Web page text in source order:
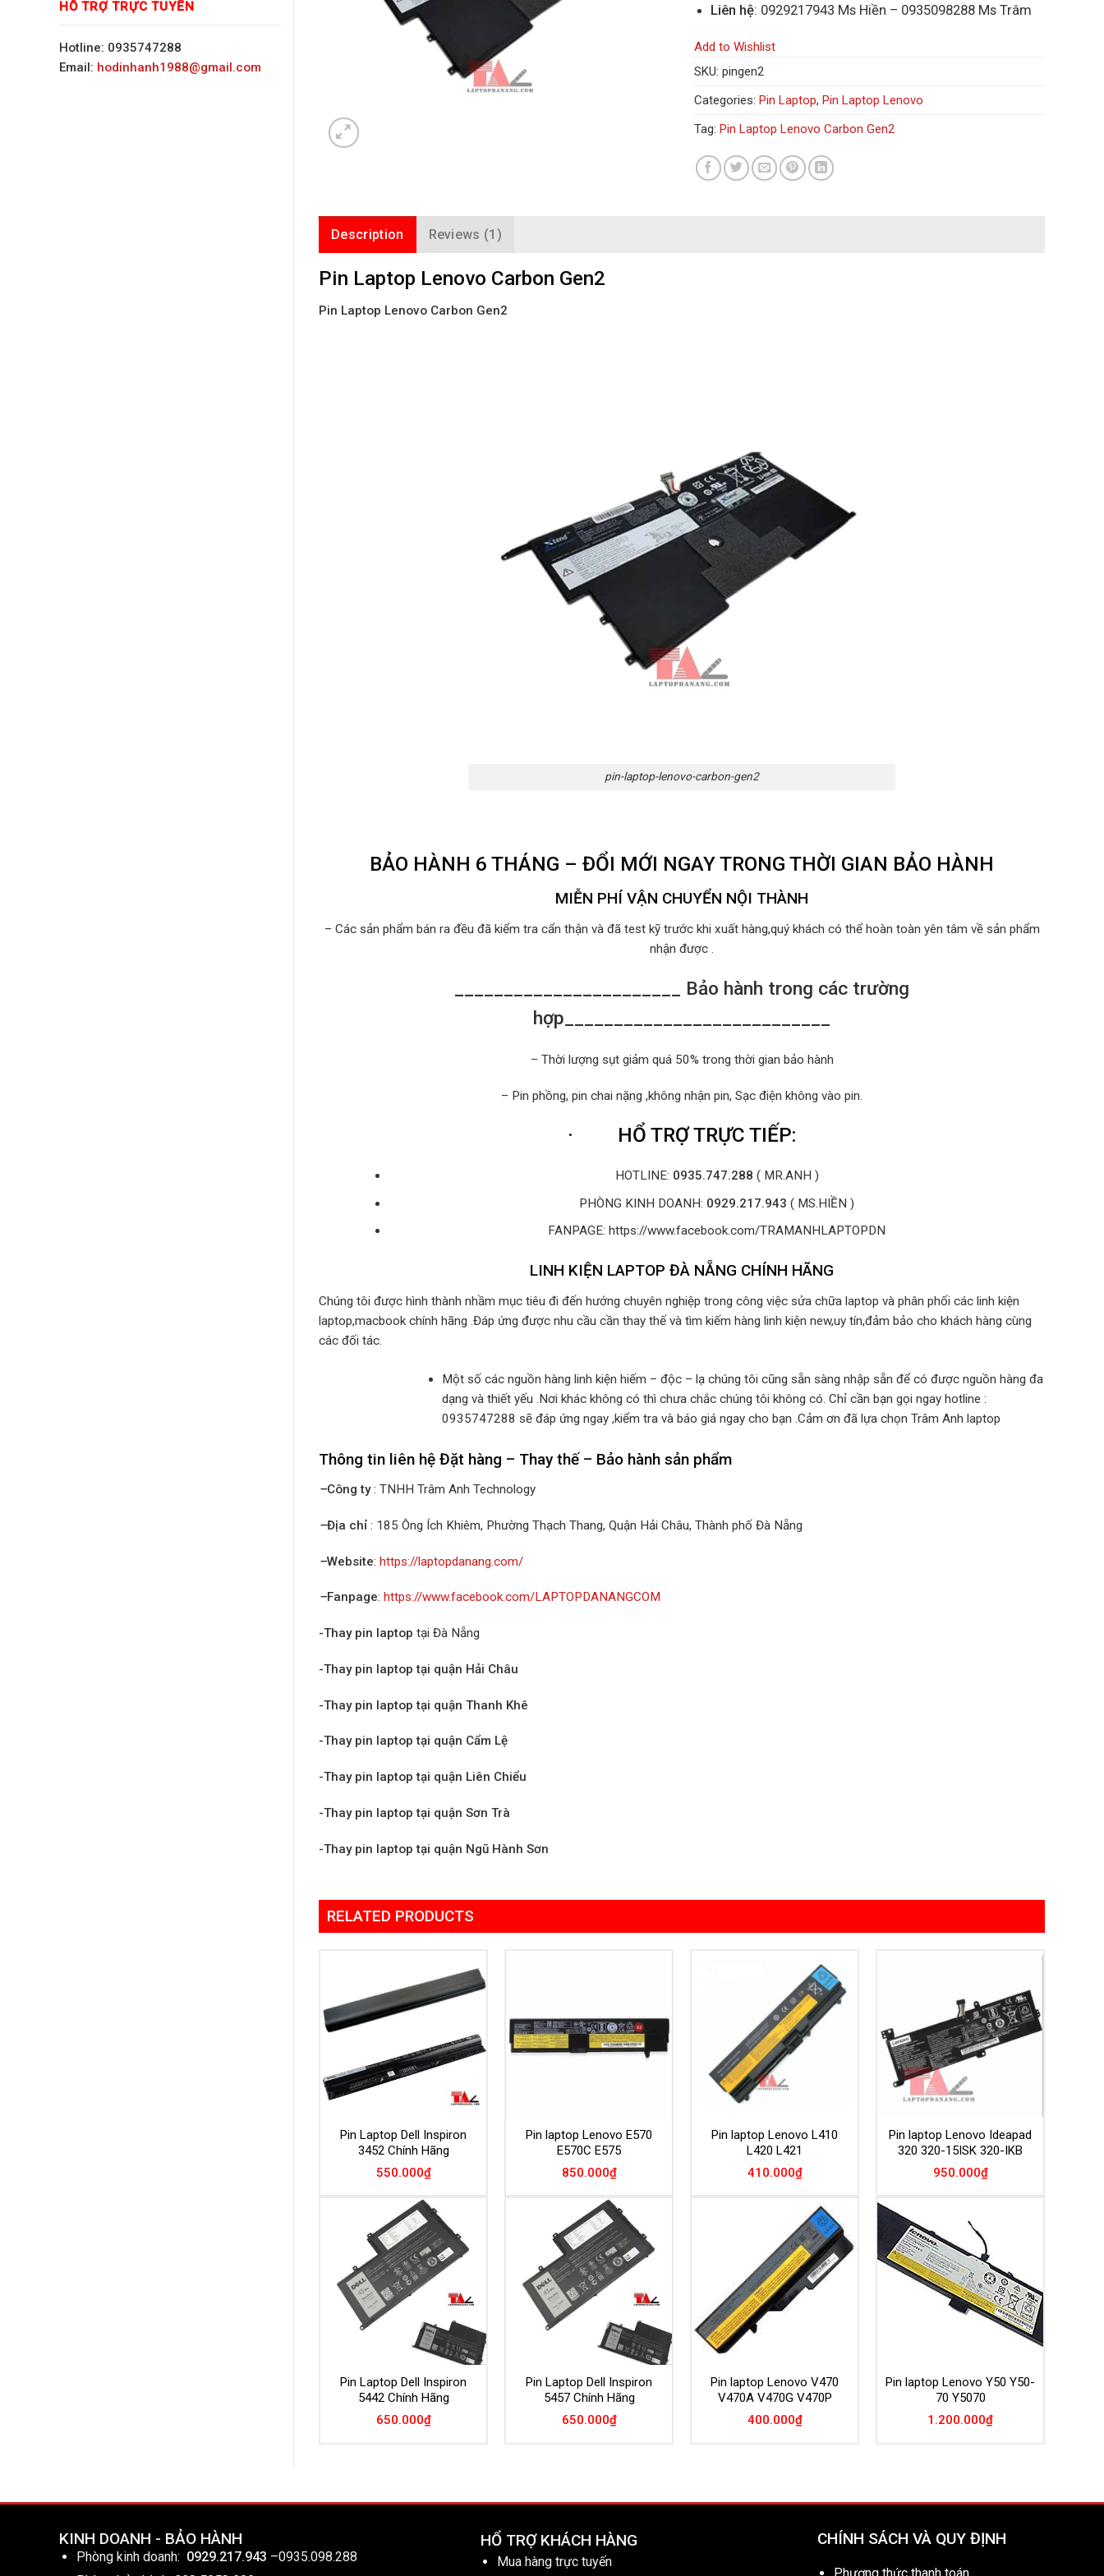
HỖ TRỢ TRỰC TUYẾN
Hotline: 0935747288
Email: hodinhanh1988@gmail.com
Liên hệ: 0929217943 Ms Hiền – 0935098288 Ms Trâm
Add to Wishlist
SKU: pingen2
Categories: Pin Laptop, Pin Laptop Lenovo
Tag: Pin Laptop Lenovo Carbon Gen2
Description Reviews (1)
Pin Laptop Lenovo Carbon Gen2
Pin Laptop Lenovo Carbon Gen2
pin-laptop-lenovo-carbon-gen2
BẢO HÀNH 6 THÁNG – ĐỔI MỚI NGAY TRONG THỜI GIAN BẢO HÀNH
MIỄN PHÍ VẬN CHUYỂN NỘI THÀNH
– Các sản phẩm bán ra đều đã kiểm tra cẩn thận và đã test kỹ trước khi xuất hàng,quý khách có thể hoàn toàn yên tâm về sản phẩm
nhận được .
_______________________ Bảo hành trong các trường
hợp___________________________
– Thời lượng sụt giảm quá 50% trong thời gian bảo hành
– Pin phồng, pin chai nặng ,không nhận pin, Sạc điện không vào pin.
· HỔ TRỢ TRỰC TIẾP:
HOTLINE: 0935.747.288 ( MR.ANH )
PHÒNG KINH DOANH: 0929.217.943 ( MS.HIỀN )
FANPAGE: https://www.facebook.com/TRAMANHLAPTOPDN
LINH KIỆN LAPTOP ĐÀ NẴNG CHÍNH HÃNG
Chúng tôi được hình thành nhầm mục tiêu đi đến hướng chuyên nghiệp trong công việc sửa chữa laptop và phân phối các linh kiện
laptop,macbook chính hãng .Đáp ứng được nhu cầu cần thay thế và tìm kiếm hàng linh kiện new,uy tín,đảm bảo cho khách hàng cùng
các đối tác.
Một số các nguồn hàng linh kiện hiếm – độc – lạ chúng tôi cũng sẵn sàng nhập sẵn để có được nguồn hàng đa
dạng và thiết yếu .Nơi khác không có thì chưa chắc chúng tôi không có. Chỉ cần bạn gọi ngay hotline :
0935747288 sẽ đáp ứng ngay ,kiểm tra và báo giá ngay cho bạn .Cảm ơn đã lựa chọn Trâm Anh laptop
Thông tin liên hệ Đặt hàng – Thay thế – Bảo hành sản phẩm
–Công ty: TNHH Trâm Anh Technology
–Địa chỉ : 185 Ông Ích Khiêm, Phường Thạch Thang, Quận Hải Châu, Thành phố Đà Nẵng
–Website: https://laptopdanang.com/
–Fanpage: https://www.facebook.com/LAPTOPDANANGCOM
-Thay pin laptop tại Đà Nẵng
-Thay pin laptop tại quận Hải Châu
-Thay pin laptop tại quận Thanh Khê
-Thay pin laptop tại quận Cẩm Lệ
-Thay pin laptop tại quận Liên Chiểu
-Thay pin laptop tại quận Sơn Trà
-Thay pin laptop tại quận Ngũ Hành Sơn
RELATED PRODUCTS
Add to
Pin Laptop Dell Inspiron
3452 Chính Hãng
550.000₫
Pin laptop Lenovo E570
E570C E575
850.000₫
Add to
Wishlist
Pin laptop Lenovo L410
L420 L421
410.000₫
Add to
Wishlist
Pin laptop Lenovo Ideapad
320 320-15ISK 320-IKB
950.000₫
Add to
Wishlist
Pin Laptop Dell Inspiron
5442 Chính Hãng
650.000₫
Add to
Wishlist
Pin Laptop Dell Inspiron
5457 Chính Hãng
650.000₫
Add to
Wishlist
Pin laptop Lenovo V470
V470A V470G V470P
400.000₫
Pin laptop Lenovo Y50 Y50-
70 Y5070
1.200.000₫
KINH DOANH - BẢO HÀNH
Phòng kinh doanh: 0929.217.943 –0935.098.288
HỔ TRỢ KHÁCH HÀNG
Mua hàng trực tuyến
CHÍNH SÁCH VÀ QUY ĐỊNH